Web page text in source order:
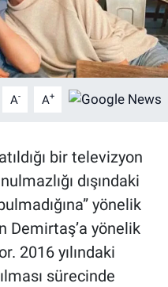
A- A+
bir televizyon
dışındaki
yönelik
Demirtaş’a yönelik
2016 yılındaki
sürecinde